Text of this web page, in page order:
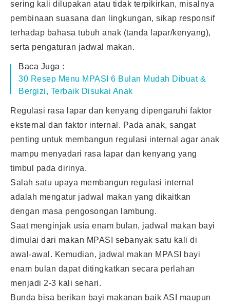
sering kali dilupakan atau tidak terpikirkan, misalnya
pembinaan suasana dan lingkungan, sikap responsif
terhadap bahasa tubuh anak (tanda lapar/kenyang),
serta pengaturan jadwal makan.
Baca Juga :
30 Resep Menu MPASI 6 Bulan Mudah Dibuat &
Bergizi, Terbaik Disukai Anak
Regulasi rasa lapar dan kenyang dipengaruhi faktor
eksternal dan faktor internal. Pada anak, sangat
penting untuk membangun regulasi internal agar anak
mampu menyadari rasa lapar dan kenyang yang
timbul pada dirinya.
Salah satu upaya membangun regulasi internal
adalah mengatur jadwal makan yang dikaitkan
dengan masa pengosongan lambung.
Saat menginjak usia enam bulan, jadwal makan bayi
dimulai dari makan MPASI sebanyak satu kali di
awal-awal. Kemudian, jadwal makan MPASI bayi
enam bulan dapat ditingkatkan secara perlahan
menjadi 2-3 kali sehari.
Bunda bisa berikan bayi makanan baik ASI maupun